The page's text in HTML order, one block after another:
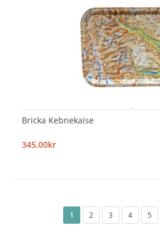
Bricka Kebnekaise
345,00kr
1 2 3 4 5